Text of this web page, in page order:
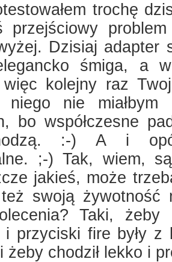
trochę
przejściowy
Dzisiaj adapter
śmiga, a
kolejny raz
niego nie
bo współczesne
:-) A i
;-) Tak, wiem,
jakieś, może
swoją żywotność
Taki, żeby
i przyciski fire były z
żeby chodził lekko i